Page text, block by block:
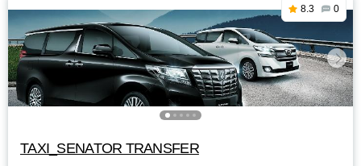
8.3 0
TAXI_SENATOR TRANSFER